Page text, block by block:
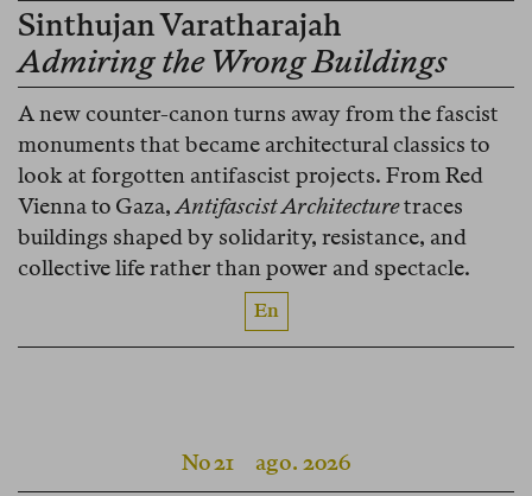
Sinthujan Varatharajah
Admiring the Wrong Buildings
A new counter-canon turns away from the fascist
monuments that became architectural classics to
look at forgotten antifascist projects. From Red
Vienna to Gaza,Antifascist Architecturetraces
buildings shaped by solidarity, resistance, and
collective life rather than power and spectacle.
En
No 21 ago. 2026